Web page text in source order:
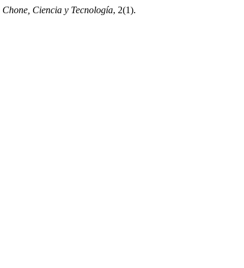
Chone, Ciencia y Tecnología, 2(1).